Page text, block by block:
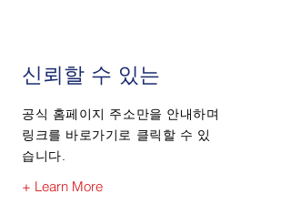
신뢰할 수 있는
공식 홈페이지 주소만을 안내하며
링크를 바로가기로 클릭할 수 있
습니다.
+ Learn More